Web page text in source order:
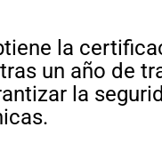
la
un año de
la